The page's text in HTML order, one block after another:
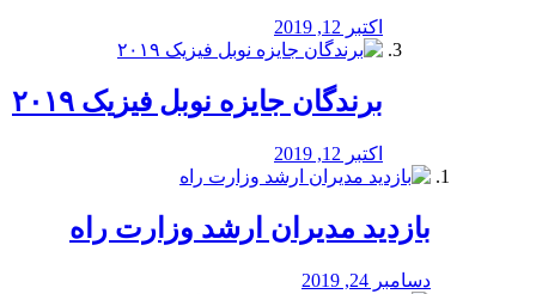
اکتبر 12, 2019
برندگان جایزه نوبل فیزیک ۲۰۱۹
اکتبر 12, 2019
بازدید مدیران ارشد وزارت راه
دسامبر 24, 2019